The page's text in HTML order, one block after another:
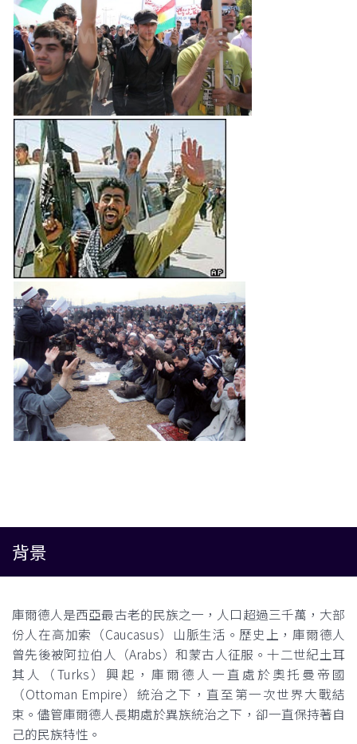
背景
庫爾德人是西亞最古老的民族之一，人口超過三千萬，大部
份人在高加索（Caucasus）山脈生活。歷史上，庫爾德人
曾先後被阿拉伯人（Arabs）和蒙古人征服。十二世紀土耳
其人（Turks）興起，庫爾德人一直處於奧托曼帝國
（Ottoman Empire）統治之下，直至第一次世界大戰結
束。儘管庫爾德人長期處於異族統治之下，卻一直保持著自
己的民族特性。